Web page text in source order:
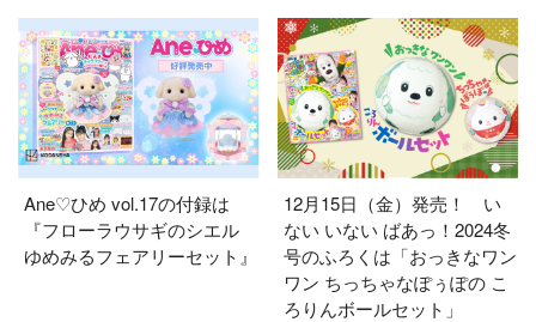
Ane♡ひめ vol.17の付録は
『フローラウサギのシエル
ゆめみるフェアリーセット』
12月15日（金）発売！ い
ない いない ばあっ！2024冬
号のふろくは「おっきなワン
ワン ちっちゃなぽぅぽの こ
ろりんボールセット」